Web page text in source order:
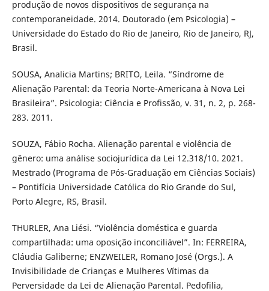
produção de novos dispositivos de segurança na
contemporaneidade. 2014. Doutorado (em Psicologia) –
Universidade do Estado do Rio de Janeiro, Rio de Janeiro, RJ,
Brasil.
SOUSA, Analicia Martins; BRITO, Leila. “Síndrome de
Alienação Parental: da Teoria Norte-Americana à Nova Lei
Brasileira”. Psicologia: Ciência e Profissão, v. 31, n. 2, p. 268-
283. 2011.
SOUZA, Fábio Rocha. Alienação parental e violência de
gênero: uma análise sociojurídica da Lei 12.318/10. 2021.
Mestrado (Programa de Pós-Graduação em Ciências Sociais)
– Pontifícia Universidade Católica do Rio Grande do Sul,
Porto Alegre, RS, Brasil.
THURLER, Ana Liési. “Violência doméstica e guarda
compartilhada: uma oposição inconciliável”. In: FERREIRA,
Cláudia Galiberne; ENZWEILER, Romano José (Orgs.). A
Invisibilidade de Crianças e Mulheres Vítimas da
Perversidade da Lei de Alienação Parental. Pedofilia,